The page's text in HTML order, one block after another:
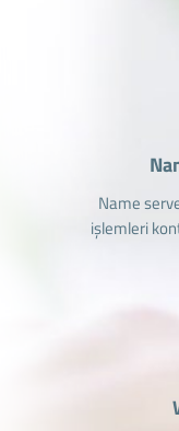
Name
işlemleri